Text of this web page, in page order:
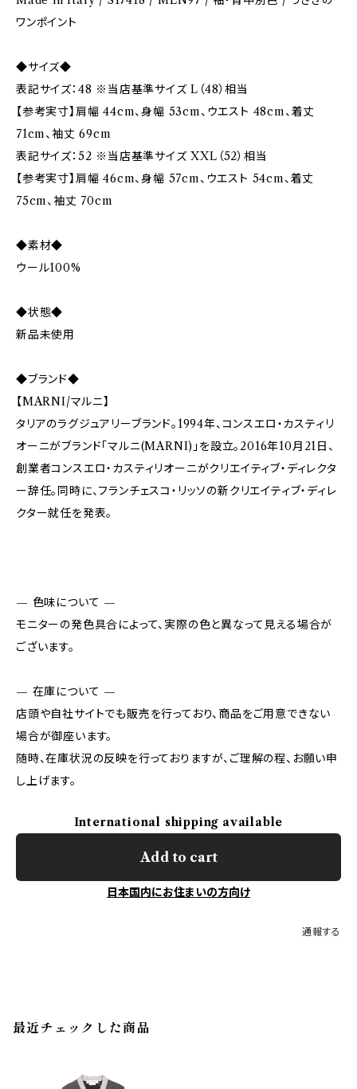
ワンポイント
◆サイズ◆
表記サイズ：48 ※当店基準サイズ L（48）相当
【参考実寸】肩幅 44cm、身幅 53cm、ウエスト 48cm、着丈
71cm、袖丈 69cm
表記サイズ：52 ※当店基準サイズ XXL（52）相当
【参考実寸】肩幅 46cm、身幅 57cm、ウエスト 54cm、着丈
75cm、袖丈 70cm
◆素材◆
ウール100%
◆状態◆
新品未使用
◆ブランド◆
【MARNI/マルニ】
タリアのラグジュアリーブランド。1994年、コンスエロ・カスティリ
オーニがブランド「マルニ(MARNI)」を設立。2016年10月21日、
創業者コンスエロ・カスティリオーニがクリエイティブ・ディレクタ
ー辞任。同時に、フランチェスコ・リッソの新クリエイティブ・ディレ
クター就任を発表。
— 色味について —
モニターの発色具合によって、実際の色と異なって見える場合が
ございます。
— 在庫について —
店頭や自社サイトでも販売を行っており、商品をご用意できない
場合が御座います。
随時、在庫状況の反映を行っておりますが、ご理解の程、お願い申
し上げます。
International shipping available
Add to cart
日本国内にお住まいの方向け
通報する
最近チェックした商品